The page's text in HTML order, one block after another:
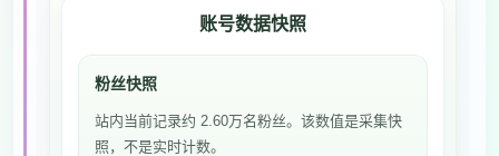
账号数据快照
粉丝快照
站内当前记录约 2.60万名粉丝。该数值是采集快
照，不是实时计数。